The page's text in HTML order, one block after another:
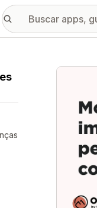
Galeria